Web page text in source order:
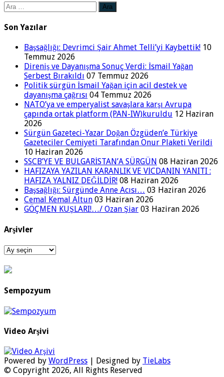
Arama:
Son Yazılar
Başsağlığı: Devrimci Şair Ahmet Telli’yi Kaybettik! 10
Temmuz 2026
Direniş ve Dayanışma Sonuç Verdi: İsmail Yağan
Serbest Bırakıldı 07 Temmuz 2026
Politik sürgün İsmail Yağan için acil destek ve
dayanışma çağrısı 04 Temmuz 2026
NATO’ya ve emperyalist savaşlara karşı Avrupa
çapında ortak platform (PAN-IW)kuruldu 12 Haziran
2026
Sürgün Gazeteci-Yazar Doğan Özgüden’e Türkiye
Gazeteciler Cemiyeti Tarafından Onur Plaketi Verildi
10 Haziran 2026
SSCB’YE VE BULGARİSTAN’A SÜRGÜN 08 Haziran 2026
HAFIZAYA YAZILAN KARANLIK VE VİCDANIN YANITI :
HAFIZA YALNIZ DEĞİLDİR! 08 Haziran 2026
Başsağlığı: Sürgünde Anne Acısı… 03 Haziran 2026
Cemal Kemal Altun 03 Haziran 2026
GÖÇMEN KUŞLARI!…/ Ozan Şiar 03 Haziran 2026
Arşivler
Arşivler
Sempozyum
Video Arşivi
Powered by WordPress | Designed by TieLabs
© Copyright 2026, All Rights Reserved